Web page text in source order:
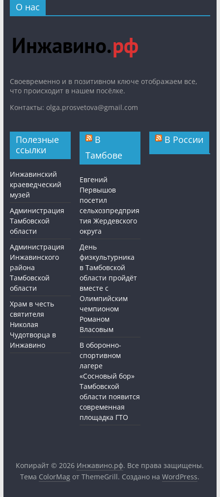
О нас
Cвоевременно и в позитивном ключе отображаем все,
что происходит в нашем посёлке.
Контакты: olga.prosvetova@gmail.com
Полезные
ссылки
Инжавинский
краеведческий
музей
Администрация
Тамбовской
области
Администрация
Инжавинского
района
Тамбовской
области
Храм в честь
святителя
Николая
Чудотворца в
Инжавино
В
Тамбове
Евгений
Первышов
посетил
сельхозпредприя
тия Жердевского
округа
День
физкультурника
в Тамбовской
области пройдёт
вместе с
Олимпийским
чемпионом
Романом
Власовым
В оборонно-
спортивном
лагере
«Сосновый бор»
Тамбовской
области появится
современная
площадка ГТО
В России
Копирайт © 2026 Инжавино.рф. Все права защищены.
Тема ColorMag от ThemeGrill. Создано наWordPress.